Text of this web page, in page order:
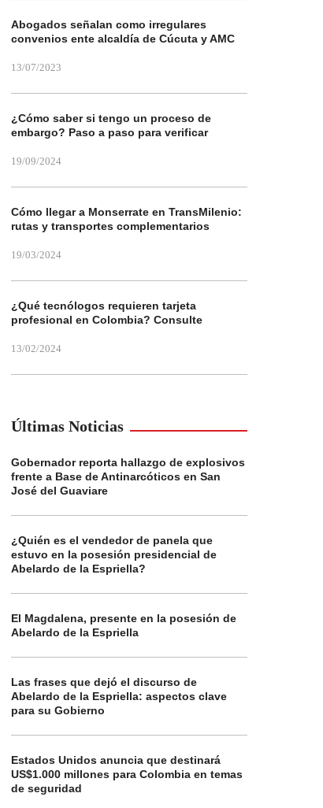
Abogados señalan como irregulares
convenios ente alcaldía de Cúcuta y AMC
13/07/2023
¿Cómo saber si tengo un proceso de
embargo? Paso a paso para verificar
19/09/2024
Cómo llegar a Monserrate en TransMilenio:
rutas y transportes complementarios
19/03/2024
¿Qué tecnólogos requieren tarjeta
profesional en Colombia? Consulte
13/02/2024
Últimas Noticias
Gobernador reporta hallazgo de explosivos
frente a Base de Antinarcóticos en San
José del Guaviare
¿Quién es el vendedor de panela que
estuvo en la posesión presidencial de
Abelardo de la Espriella?
El Magdalena, presente en la posesión de
Abelardo de la Espriella
Las frases que dejó el discurso de
Abelardo de la Espriella: aspectos clave
para su Gobierno
Estados Unidos anuncia que destinará
US$1.000 millones para Colombia en temas
de seguridad